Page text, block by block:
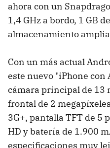
ahora con un
1,4 GHz a bordo, 1 GB
almacenamiento
Con un más actual
este nuevo "iPhone
cámara principal de 13
frontal de 2
3G+, pantalla TFT de 5
HD y batería de 1.900
especificaciones muy